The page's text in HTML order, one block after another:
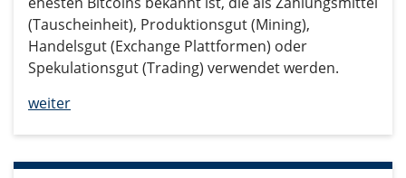
(Tauscheinheit), Produktionsgut (Mining),
Handelsgut (Exchange Plattformen) oder
Spekulationsgut (Trading) verwendet werden.
weiter